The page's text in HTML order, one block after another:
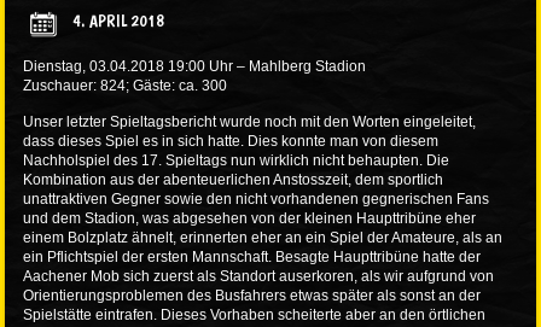
4. APRIL 2018
Dienstag, 03.04.2018 19:00 Uhr – Mahlberg Stadion
Zuschauer: 824; Gäste: ca. 300
Unser letzter Spieltagsbericht wurde noch mit den Worten eingeleitet,
dass dieses Spiel es in sich hatte. Dies konnte man von diesem
Nachholspiel des 17. Spieltags nun wirklich nicht behaupten. Die
Kombination aus der abenteuerlichen Anstosszeit, dem sportlich
unattraktiven Gegner sowie den nicht vorhandenen gegnerischen Fans
und dem Stadion, was abgesehen von der kleinen Haupttribüne eher
einem Bolzplatz ähnelt, erinnerten eher an ein Spiel der Amateure, als an
ein Pflichtspiel der ersten Mannschaft. Besagte Haupttribüne hatte der
Aachener Mob sich zuerst als Standort auserkoren, als wir aufgrund von
Orientierungsproblemen des Busfahrers etwas später als sonst an der
Spielstätte eintrafen. Dieses Vorhaben scheiterte aber an den örtlichen